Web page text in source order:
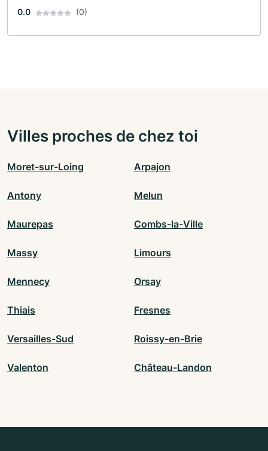
0.0 (0)
Villes proches de chez toi
Moret-sur-Loing Arpajon
Antony Melun
Maurepas Combs-la-Ville
Massy Limours
Mennecy Orsay
Thiais Fresnes
Versailles-Sud Roissy-en-Brie
Valenton Château-Landon